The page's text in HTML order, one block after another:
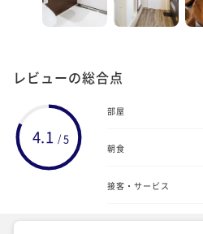
レビューの総合点
4.1 /5
部屋
朝食
接客・サービス